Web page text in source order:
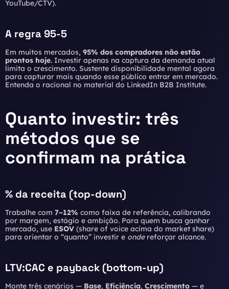
YouTube/CTV).
A regra 95-5
Em muitos mercados, 95% dos compradores não estão
prontos hoje. Investir apenas na captura da demanda atual
limita o crescimento. Sustente disponibilidade mental agora
para capturar mais quando esse público entrar em mercado.
Entenda o racional no material do LinkedIn B2B Institute.
Quanto investir: três
métodos que se
confirmam na prática
% da receita (top-down)
Trabalhe com 7–12% como faixa de referência, calibrando
por margem, estágio e ambição. Para quem busca ganhar
mercado, use ESOV (share of voice acima do market share)
para orientar o “quanto” investir e ondereforçar alcance.
LTV:CAC e payback (bottom-up)
Monte três cenários — Base, Eficiência, Crescimento — e